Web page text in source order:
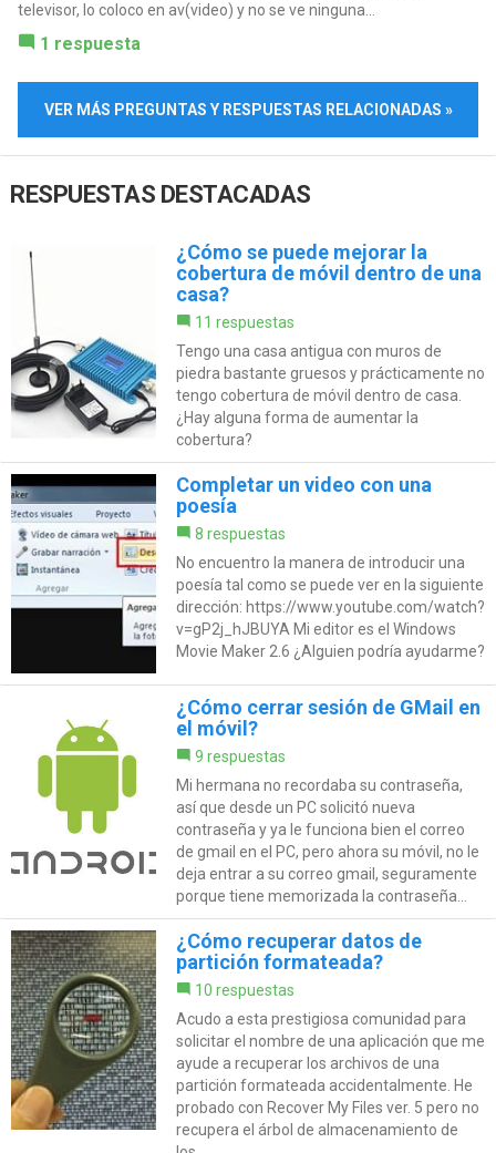
televisor, lo coloco en av(video) y no se ve ninguna...
1 respuesta
VER MÁS PREGUNTAS Y RESPUESTAS RELACIONADAS »
RESPUESTAS DESTACADAS
¿Cómo se puede mejorar la
cobertura de móvil dentro de una
casa?
11 respuestas
Tengo una casa antigua con muros de
piedra bastante gruesos y prácticamente no
tengo cobertura de móvil dentro de casa.
¿Hay alguna forma de aumentar la
cobertura?
Completar un video con una
poesía
8 respuestas
No encuentro la manera de introducir una
poesía tal como se puede ver en la siguiente
dirección: https://www.youtube.com/watch?
v=gP2j_hJBUYA Mi editor es el Windows
Movie Maker 2.6 ¿Alguien podría ayudarme?
¿Cómo cerrar sesión de GMail en
el móvil?
9 respuestas
Mi hermana no recordaba su contraseña,
así que desde un PC solicitó nueva
contraseña y ya le funciona bien el correo
de gmail en el PC, pero ahora su móvil, no le
deja entrar a su correo gmail, seguramente
porque tiene memorizada la contraseña...
¿Cómo recuperar datos de
partición formateada?
10 respuestas
Acudo a esta prestigiosa comunidad para
solicitar el nombre de una aplicación que me
ayude a recuperar los archivos de una
partición formateada accidentalmente. He
probado con Recover My Files ver. 5 pero no
recupera el árbol de almacenamiento de